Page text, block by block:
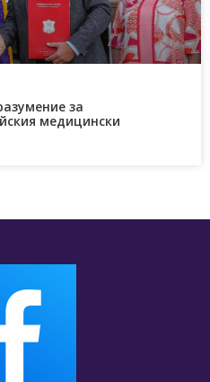
за
медицински